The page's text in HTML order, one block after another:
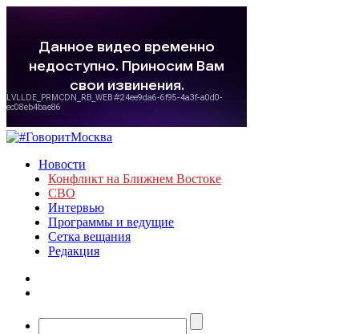
Новости
Конфликт на Ближнем Востоке
СВО
Интервью
Программы и ведущие
Сетка вещания
Редакция